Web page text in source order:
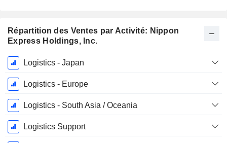
Répartition des Ventes par Activité: Nippon
Express Holdings, Inc.
Période
Fiscale:
Décembre
Logistics - Japan
Logistics - Europe
Logistics - South Asia / Oceania
Logistics Support